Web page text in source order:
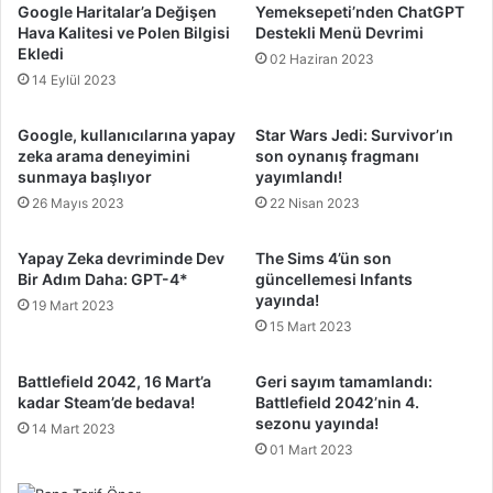
Google Haritalar’a Değişen
Hava Kalitesi ve Polen Bilgisi
Ekledi
14 Eylül 2023
Yemeksepeti’nden ChatGPT
Destekli Menü Devrimi
02 Haziran 2023
Google, kullanıcılarına yapay
zeka arama deneyimini
sunmaya başlıyor
26 Mayıs 2023
Star Wars Jedi: Survivor’ın
son oynanış fragmanı
yayımlandı!
22 Nisan 2023
Yapay Zeka devriminde Dev
Bir Adım Daha: GPT-4*
19 Mart 2023
The Sims 4’ün son
güncellemesi Infants
yayında!
15 Mart 2023
Battlefield 2042, 16 Mart’a
kadar Steam’de bedava!
14 Mart 2023
Geri sayım tamamlandı:
Battlefield 2042’nin 4.
sezonu yayında!
01 Mart 2023